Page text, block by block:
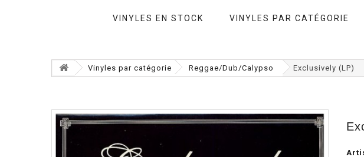
VINYLES EN STOCK VINYLES PAR CATÉGORIE
Vinyles par catégorie Reggae/Dub/Calypso Exclusively (LP)